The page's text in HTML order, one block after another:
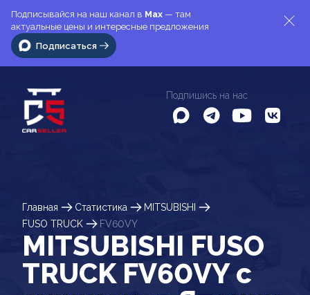
Подписывайся на наш канал в Max — там
актуальные цены и интересные предложения
Подписаться
Подпишись на нас
Главная Статистика
MITSUBISHI
FUSO TRUCK
FV60VY
MITSUBISHI FUSO
TRUCK FV60VY c